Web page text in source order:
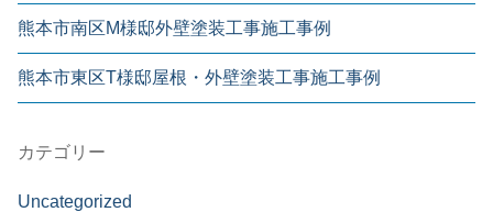
熊本市南区M様邸外壁塗装工事施工事例
熊本市東区T様邸屋根・外壁塗装工事施工事例
カテゴリー
Uncategorized